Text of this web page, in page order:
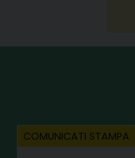
COMUNICATI STAMPA